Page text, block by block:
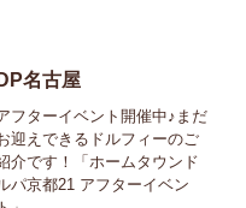
DP名古屋
フターイベント開催中♪まだ
迎えできるドルフィーのご
介です！「ホームタウンド
パ京都21 アフターイベン